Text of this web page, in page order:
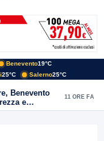
Benevento19°C
25°C Salerno25°C
Benevento
e
11 ORE FA